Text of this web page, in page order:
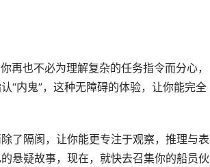
再也不必为理解复杂的任务指令而分心，
“内鬼”，这种无障碍的体验，让你能完全
了隔阂，让你能更专注于观察，推理与表
悬疑故事，现在，就快去召集你的船员伙